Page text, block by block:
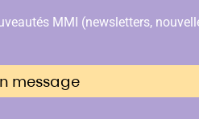
MMI (newsletters,
message